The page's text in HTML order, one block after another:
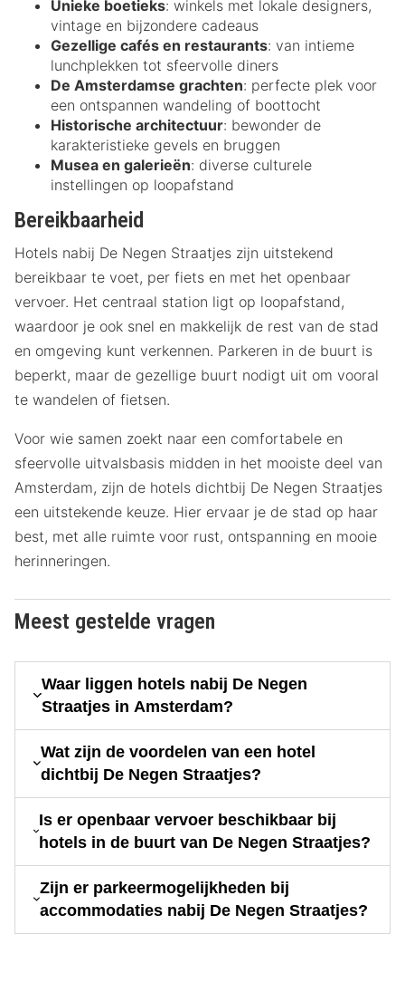
Unieke boetieks: winkels met lokale designers,
vintage en bijzondere cadeaus
Gezellige cafés en restaurants: van intieme
lunchplekken tot sfeervolle diners
De Amsterdamse grachten: perfecte plek voor
een ontspannen wandeling of boottocht
Historische architectuur: bewonder de
karakteristieke gevels en bruggen
Musea en galerieën: diverse culturele
instellingen op loopafstand
Bereikbaarheid
Hotels nabij De Negen Straatjes zijn uitstekend
bereikbaar te voet, per fiets en met het openbaar
vervoer. Het centraal station ligt op loopafstand,
waardoor je ook snel en makkelijk de rest van de stad
en omgeving kunt verkennen. Parkeren in de buurt is
beperkt, maar de gezellige buurt nodigt uit om vooral
te wandelen of fietsen.
Voor wie samen zoekt naar een comfortabele en
sfeervolle uitvalsbasis midden in het mooiste deel van
Amsterdam, zijn de hotels dichtbij De Negen Straatjes
een uitstekende keuze. Hier ervaar je de stad op haar
best, met alle ruimte voor rust, ontspanning en mooie
herinneringen.
Meest gestelde vragen
Waar liggen hotels nabij De Negen
Straatjes in Amsterdam?
Wat zijn de voordelen van een hotel
dichtbij De Negen Straatjes?
Is er openbaar vervoer beschikbaar bij
hotels in de buurt van De Negen Straatjes?
Zijn er parkeermogelijkheden bij
accommodaties nabij De Negen Straatjes?